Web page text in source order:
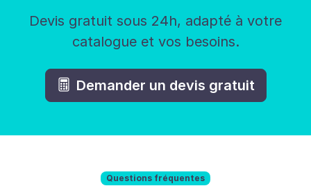
Devis gratuit sous 24h, adapté à votre
catalogue et vos besoins.
Demander un devis gratuit
Questions fréquentes